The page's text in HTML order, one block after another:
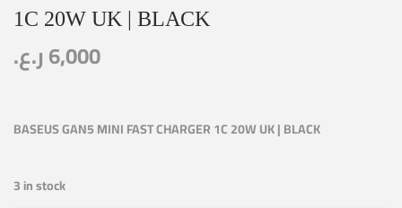
1C 20W UK | BLACK
6,000ر.ع.
BASEUS GAN5 MINI FAST CHARGER 1C 20W UK | BLACK
3 in stock